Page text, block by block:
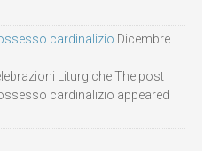
cardinalizio Dicembre
Liturgiche The post
cardinalizio appeared